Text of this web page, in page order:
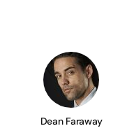
Dean Faraway